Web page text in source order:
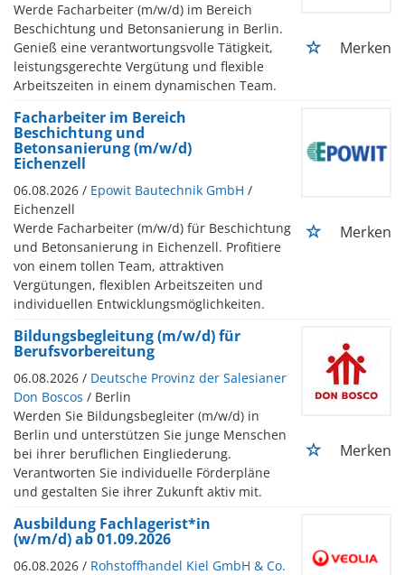
Werde Facharbeiter (m/w/d) im Bereich
Beschichtung und Betonsanierung in Berlin.
Genieß eine verantwortungsvolle Tätigkeit,
leistungsgerechte Vergütung und flexible
Arbeitszeiten in einem dynamischen Team.
Merken
Facharbeiter im Bereich
Beschichtung und
Betonsanierung (m/w/d)
Eichenzell
06.08.2026 / Epowit Bautechnik GmbH /
Eichenzell
Werde Facharbeiter (m/w/d) für Beschichtung
und Betonsanierung in Eichenzell. Profitiere
von einem tollen Team, attraktiven
Vergütungen, flexiblen Arbeitszeiten und
individuellen Entwicklungsmöglichkeiten.
Merken
Bildungsbegleitung (m/w/d) für
Berufsvorbereitung
06.08.2026 / Deutsche Provinz der Salesianer
Don Boscos / Berlin
Werden Sie Bildungsbegleiter (m/w/d) in
Berlin und unterstützen Sie junge Menschen
bei ihrer beruflichen Eingliederung.
Verantworten Sie individuelle Förderpläne
und gestalten Sie ihrer Zukunft aktiv mit.
Merken
Ausbildung Fachlagerist*in
(w/m/d) ab 01.09.2026
06.08.2026 / Rohstoffhandel Kiel GmbH & Co.